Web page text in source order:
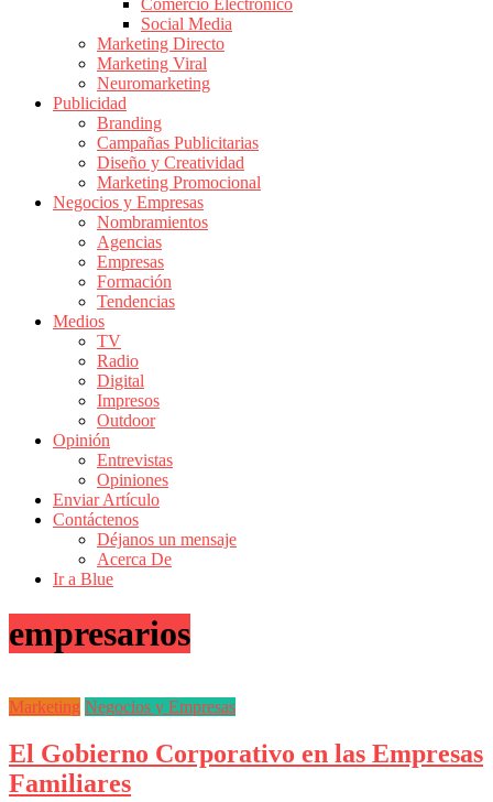
Publicidad
Colombia
Magazine
Publicidad
Marketing
Noticias
Actualidad
Mercadeo
Colombia
Revistas
Actualidad
Colombia
Revista
iBlue
Marketing
de
Mercadeo
y
Medios
Comercio Electrónico
Social Media
Marketing Directo
Marketing Viral
Neuromarketing
Publicidad
Branding
Campañas Publicitarias
Diseño y Creatividad
Marketing Promocional
Negocios y Empresas
Nombramientos
Agencias
Empresas
Formación
Tendencias
Medios
TV
Radio
Digital
Impresos
Outdoor
Opinión
Entrevistas
Opiniones
Enviar Artículo
Contáctenos
Déjanos un mensaje
Acerca De
Ir a Blue
empresarios
Marketing Negocios y Empresas
El Gobierno Corporativo en las Empresas
Familiares